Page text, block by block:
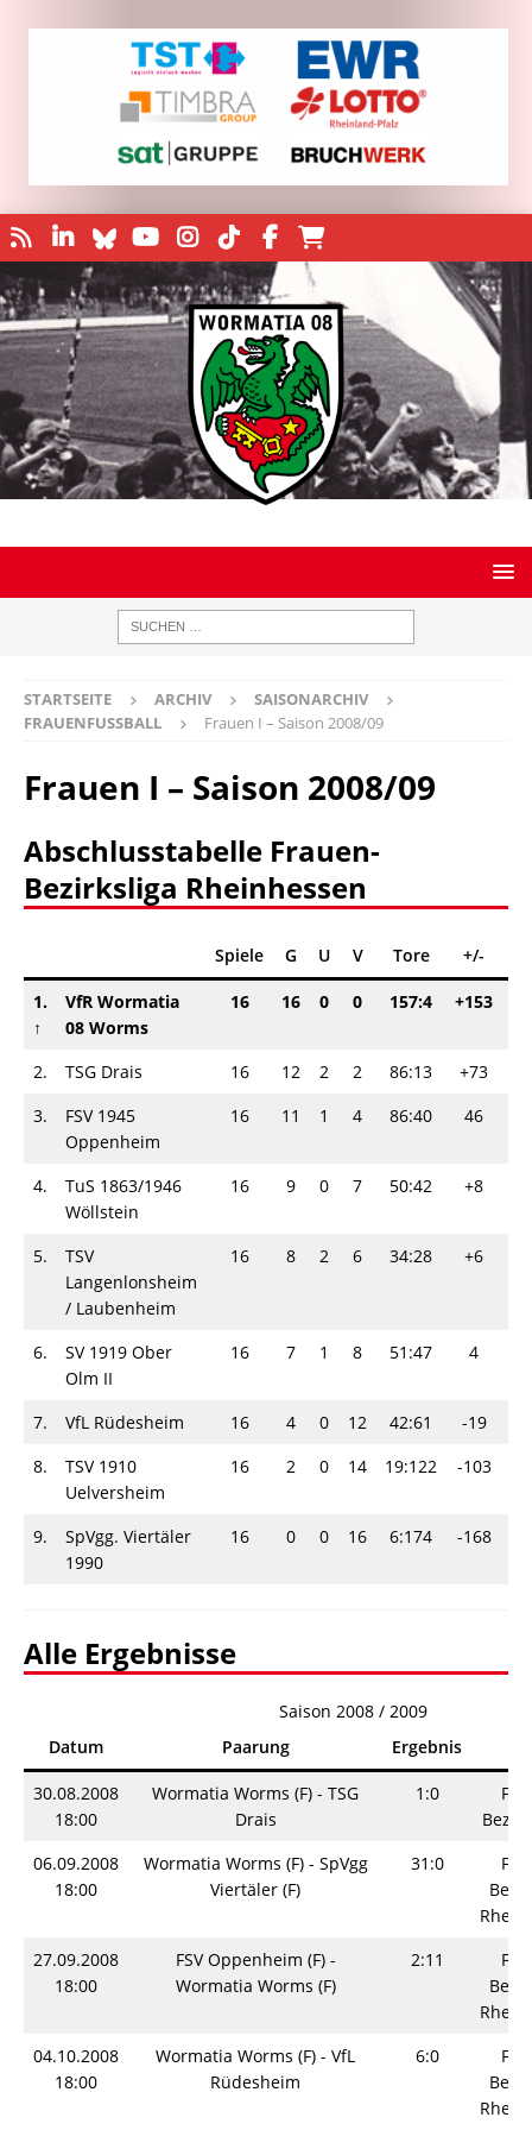
STARTSEITE ARCHIV
SAISONARCHIV
FRAUENFUSSBALL
Frauen I – Saison 2008/09
Frauen I – Saison 2008/09
Abschlusstabelle Frauen-
Bezirksliga Rheinhessen
Spiele G U V Tore +/-
1.
↑
VfR Wormatia
08 Worms
16 16 0 0 157:4 +153
2. TSG Drais 16 12 2 2 86:13 +73
3.
FSV 1945
Oppenheim
16 11 1 4 86:40 46
4.
TuS 1863/1946
Wöllstein
16 9 0 7 50:42 +8
5.
TSV
Langenlonsheim
/ Laubenheim
16 8 2 6 34:28 +6
6.
SV 1919 Ober
Olm II
16 7 1 8 51:47 4
7. VfL Rüdesheim 16 4 0 12 42:61 -19
8.
TSV 1910
Uelversheim
16 2 0 14 19:122 -103
9.
SpVgg. Viertäler
1990
16 0 0 16 6:174 -168
Alle Ergebnisse
Saison 2008 / 2009
Datum
Paarung Ergebnis
30.08.2008
18:00
Wormatia Worms (F) - TSG
Drais
1:0
06.09.2008
18:00
Wormatia Worms (F) - SpVgg
Viertäler (F)
31:0
27.09.2008
18:00
FSV Oppenheim (F) -
Wormatia Worms (F)
2:11
04.10.2008
18:00
Wormatia Worms (F) - VfL
Rüdesheim
6:0